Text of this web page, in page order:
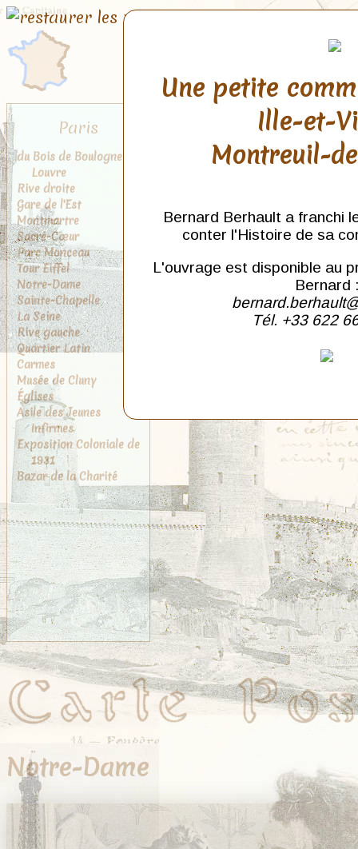
Paris
du Bois de Boulogne au
Louvre
Rive droite
Gare de l'Est
Montmartre
Sacré-Cœur
Parc Monceau
Tour Eiffel
Notre-Dame
Sainte-Chapelle
La Seine
Rive gauche
Quartier Latin
Carmes
Musée de Cluny
Églises
Asile des Jeunes
Infirmes
Exposition Coloniale de
1931
Bazar de la Charité
Notre-Dame
Une petite
Ille-et-
Montreuil-
Bernard Berhault a franchi
conter l'Histoire de sa
L'ouvrage est disponible au
Bernard
Tél. +33 622